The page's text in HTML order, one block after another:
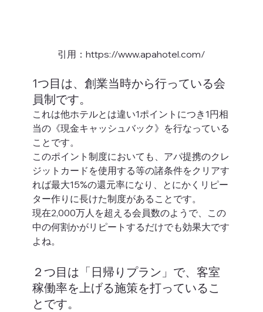
引用：https://www.apahotel.com/
1つ目は、創業当時から行っている会
員制です。
これは他ホテルとは違い1ポイントにつき1円相
当の《現金キャッシュバック》を行なっている
ことです。
このポイント制度においても、アパ提携のクレ
ジットカードを使用する等の諸条件をクリアす
れば最大15%の還元率になり、とにかくリピー
ター作りに長けた制度があることです。
現在2,000万人を超える会員数のようで、この
中の何割かがリピートするだけでも効果大です
よね。
２つ目は「日帰りプラン」で、客室
稼働率を上げる施策を打っているこ
とです。